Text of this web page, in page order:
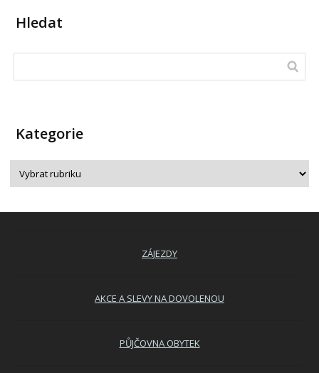
Hledat
Kategorie
ZÁJEZDY
AKCE A SLEVY NA DOVOLENOU
PŮJČOVNA OBYTEK